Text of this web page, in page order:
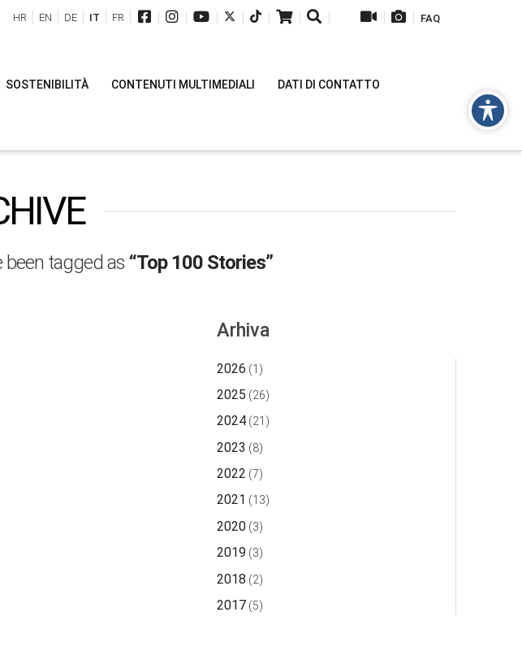
| | | | | | | | | FAQ
HR EN DE IT FR
SOSTENIBILITÀ CONTENUTI MULTIMEDIALI DATI DI CONTATTO
been tagged as “Top 100 Stories”
Arhiva
2026 (1)
2025 (26)
2024 (21)
2023 (8)
2022 (7)
2021 (13)
2020 (3)
2019 (3)
2018 (2)
2017 (5)